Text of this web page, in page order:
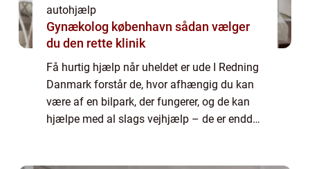
autohjælp
Gynækolog københavn sådan vælger
du den rette klinik
Få hurtig hjælp når uheldet er ude I Redning
Danmark forstår de, hvor afhængig du kan
være af en bilpark, der fungerer, og de kan
hjælpe med al slags vejhjælp – de er endda